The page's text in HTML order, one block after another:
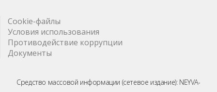
Cookie-файлы
Условия использования
Противодействие коррупции
Документы
Средство массовой информации (сетевое издание): NEYVA-